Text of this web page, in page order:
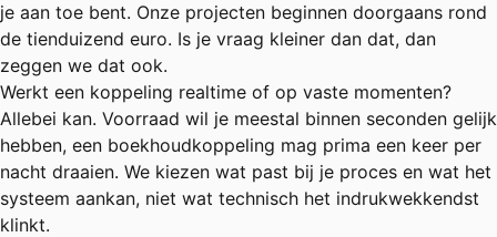
je aan toe bent. Onze projecten beginnen doorgaans rond
de tienduizend euro. Is je vraag kleiner dan dat, dan
zeggen we dat ook.
Werkt een koppeling realtime of op vaste momenten?
Allebei kan. Voorraad wil je meestal binnen seconden gelijk
hebben, een boekhoudkoppeling mag prima een keer per
nacht draaien. We kiezen wat past bij je proces en wat het
systeem aankan, niet wat technisch het indrukwekkendst
klinkt.